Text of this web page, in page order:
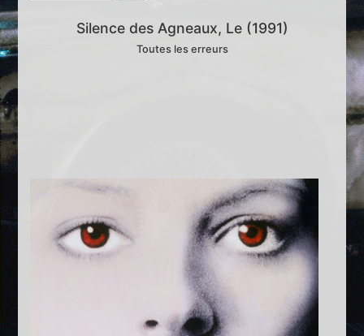
Silence des Agneaux, Le (1991)
Toutes les erreurs